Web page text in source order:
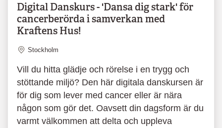
Digital Danskurs - 'Dansa dig stark' för
cancerberörda i samverkan med
Kraftens Hus!
Plats
Stockholm
Vill du hitta glädje och rörelse i en trygg och
stöttande miljö? Den här digitala danskursen är
för dig som lever med cancer eller är nära
någon som gör det. Oavsett din dagsform är du
varmt välkommen att delta och uppleva